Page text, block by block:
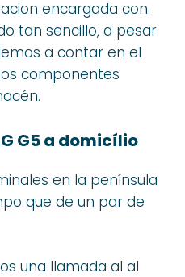
encargada con
tan sencillo, a pesar
a contar en el
componentes
G5 a domicílio
en la península
que de un par de
una llamada al al